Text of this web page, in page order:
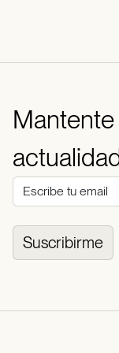
Mantente
Suscribirme